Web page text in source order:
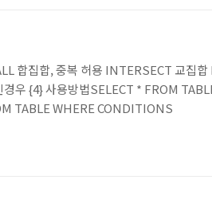
합집합, 중복 허용 INTERSECT 교집
경우 {4} 사용방법SELECT * FROM
TABLE WHERE CONDITIONS